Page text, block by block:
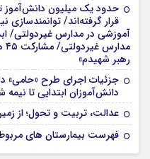
حدود یک میلیون
آموزشی در مدارس غیردولتی/
رهبر شهیدم»
دانش‌آموزان ابتدایی تا نیمه
عدالت، تربیت و تحول؛ از
فهرست بیمارستان های